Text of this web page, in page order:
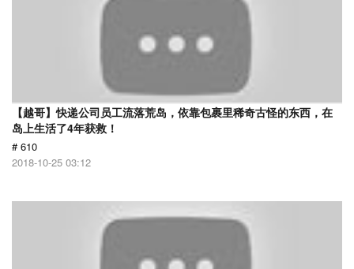
【越哥】快递公司员工流落荒岛，依靠包裹里稀奇古怪的东西，在
岛上生活了4年获救！
# 610
2018-10-25 03:12